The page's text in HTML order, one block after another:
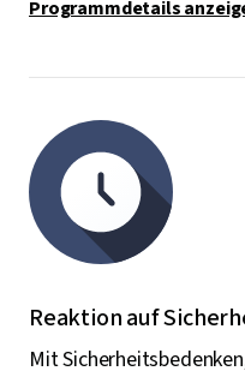
Programmdetails
Reaktion auf
Mit